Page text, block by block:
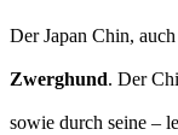
Der Japan Chin,
Zwerghund. Der
sowie durch seine –